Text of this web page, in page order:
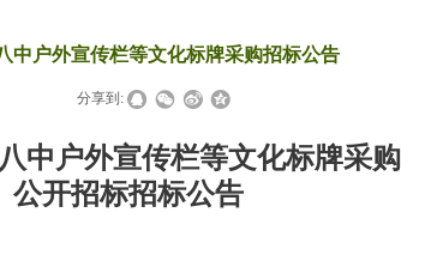
中户外宣传栏等文化标牌采购招标公告
分享到:
中户外宣传栏等文化标牌采购
公开招标招标公告